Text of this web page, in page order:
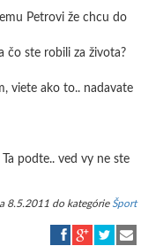
Petrovi že chcu do
čo ste robili za života?
viete ako to.. nadavate
podte.. ved vy ne ste
8.5.2011 do kategórie Šport